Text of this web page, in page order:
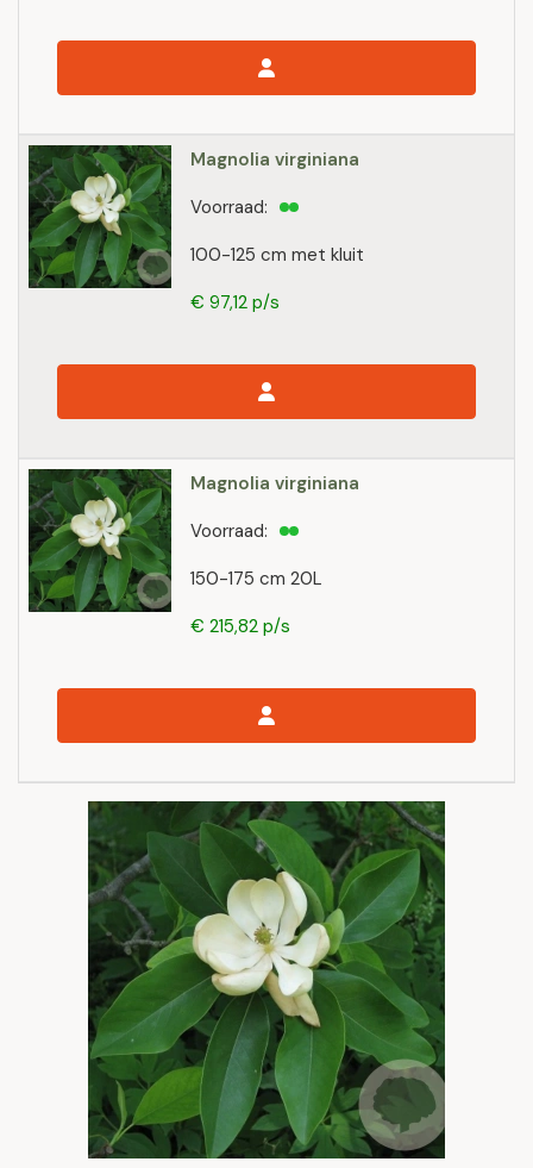
Magnolia virginiana
100-125 cm met kluit
Voorraad:
€ 97,12 p/s
Magnolia virginiana
150-175 cm 20L
Voorraad:
€ 215,82 p/s